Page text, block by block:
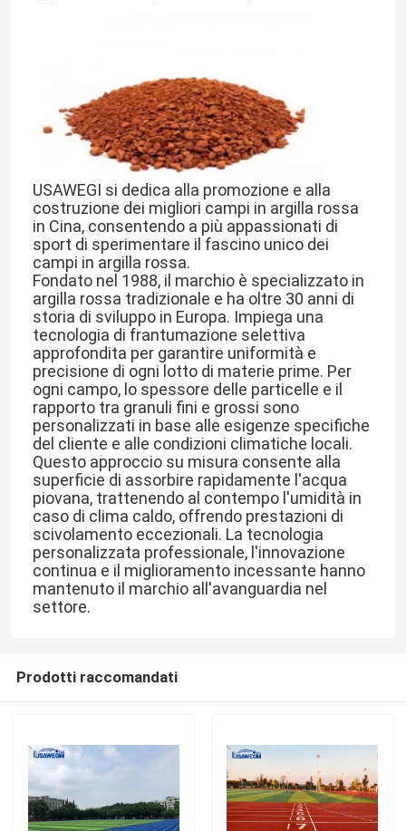
Pavimenti sportivi in poliuretano
Pavimentazione acrilica di sport
Accessori artificiali del prato inglese
Macchinario di costruzione elettrico
Pavimentazione di sport del PVC
Pavimentazione di collegamento di pallacanestro
Stuoia di gomma della palestra
pista di corsa ibrida
Sport argilla rossa
USAWEGI si dedica alla promozione e alla
costruzione dei migliori campi in argilla rossa
in Cina, consentendo a più appassionati di
sport di sperimentare il fascino unico dei
campi in argilla rossa.
Fondato nel 1988, il marchio è specializzato in
argilla rossa tradizionale e ha oltre 30 anni di
storia di sviluppo in Europa. Impiega una
tecnologia di frantumazione selettiva
approfondita per garantire uniformità e
precisione di ogni lotto di materie prime. Per
ogni campo, lo spessore delle particelle e il
rapporto tra granuli fini e grossi sono
personalizzati in base alle esigenze specifiche
del cliente e alle condizioni climatiche locali.
Questo approccio su misura consente alla
superficie di assorbire rapidamente l'acqua
piovana, trattenendo al contempo l'umidità in
caso di clima caldo, offrendo prestazioni di
scivolamento eccezionali. La tecnologia
personalizzata professionale, l'innovazione
continua e il miglioramento incessante hanno
mantenuto il marchio all'avanguardia nel
settore.
Prodotti raccomandati